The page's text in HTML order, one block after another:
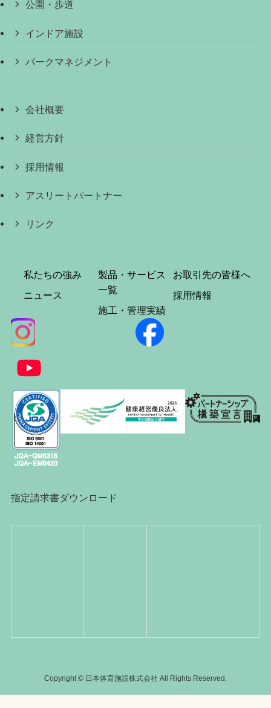
公園・歩道
インドア施設
パークマネジメント
会社概要
経営方針
採用情報
アスリートパートナー
リンク
私たちの強み
ニュース
製品・サービス
一覧
施工・管理実績
お取引先の皆様へ
採用情報
指定請求書ダウンロード
Copyright © 日本体育施設株式会社 All Rights Reserved.